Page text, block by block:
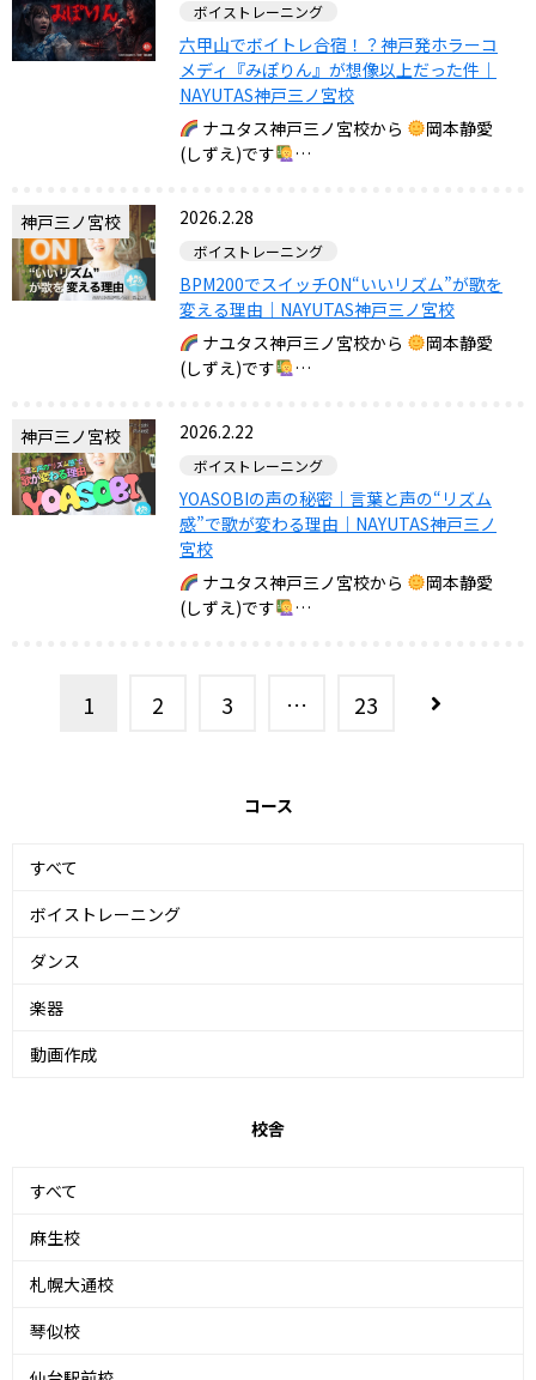
ボイストレーニング
六甲山でボイトレ合宿！？神戸発ホラーコ
メディ『みぽりん』が想像以上だった件｜
NAYUTAS神戸三ノ宮校
ナユタス神戸三ノ宮校から
岡本静愛
(しずえ)です
…
神戸三ノ宮校 2026.2.28
ボイストレーニング
BPM200でスイッチON“いいリズム”が歌を
変える理由｜NAYUTAS神戸三ノ宮校
ナユタス神戸三ノ宮校から
岡本静愛
(しずえ)です
…
神戸三ノ宮校 2026.2.22
ボイストレーニング
YOASOBIの声の秘密｜言葉と声の“リズム
感”で歌が変わる理由｜NAYUTAS神戸三ノ
宮校
ナユタス神戸三ノ宮校から
岡本静愛
(しずえ)です
…
1 2 3 … 23
コース
すべて
ボイストレーニング
ダンス
楽器
動画作成
校舎
すべて
麻生校
札幌大通校
琴似校